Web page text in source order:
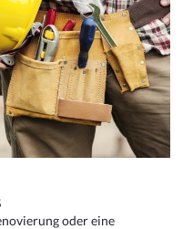
oder eine